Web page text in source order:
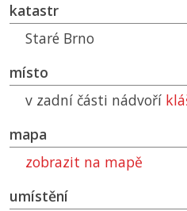
katastr
Staré Brno
místo
v zadní části nádvoří
mapa
zobrazit na mapě
umístění